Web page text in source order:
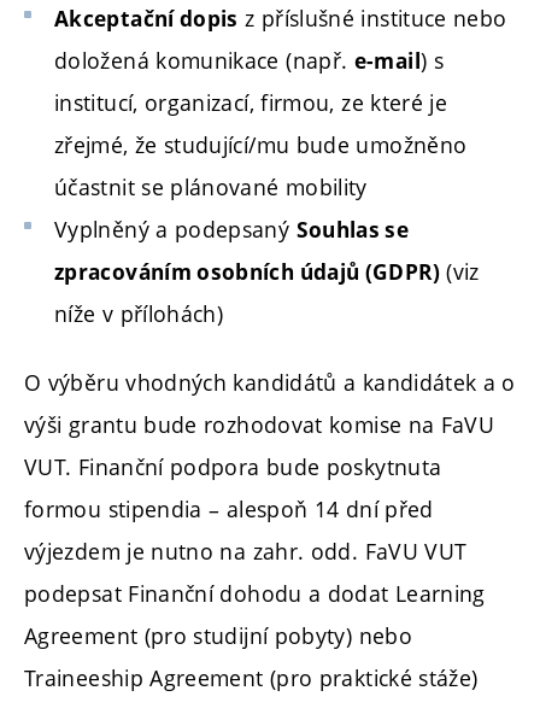
Akceptační dopis z příslušné instituce nebo
doložená komunikace (např. e-mail) s
institucí, organizací, firmou, ze které je
zřejmé, že studující/mu bude umožněno
účastnit se plánované mobility
Vyplněný a podepsaný Souhlas se
zpracováním osobních údajů (GDPR)(viz
níže v přílohách)
O výběru vhodných kandidátů a kandidátek a o
výši grantu bude rozhodovat komise na FaVU
VUT. Finanční podpora bude poskytnuta
formou stipendia – alespoň 14 dní před
výjezdem je nutno na zahr. odd. FaVU VUT
podepsat Finanční dohodu a dodat Learning
Agreement (pro studijní pobyty) nebo
Traineeship Agreement (pro praktické stáže)